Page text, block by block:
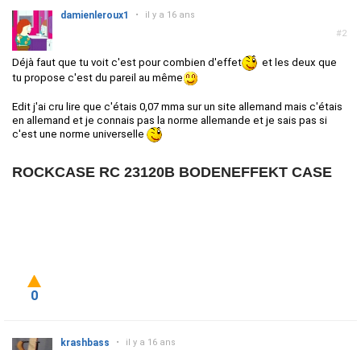
#2
damienleroux1 • il y a 16 ans
Déjà faut que tu voit c'est pour combien d'effet
et les deux que
tu propose c'est du pareil au même
Edit j'ai cru lire que c'étais 0,07 mma sur un site allemand mais c'étais
en allemand et je connais pas la norme allemande et je sais pas si
c'est une norme universelle
ROCKCASE RC 23120B BODENEFFEKT CASE
0
krashbass • il y a 16 ans